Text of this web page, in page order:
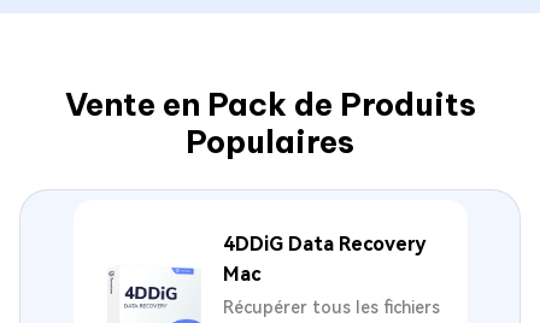
Vente en Pack de Produits
Populaires
4DDiG Data Recovery
Mac
Récupérer tous les fichiers